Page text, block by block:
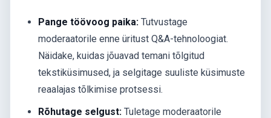
Pange töövoog paika: Tutvustage
moderaatorile enne üritust Q&A-tehnoloogiat.
Näidake, kuidas jõuavad temani tõlgitud
tekstiküsimused, ja selgitage suuliste küsimuste
reaalajas tõlkimise protsessi.
Rõhutage selgust: Tuletage moderaatorile